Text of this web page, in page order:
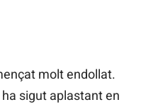
molt endollat.
sigut aplastant en